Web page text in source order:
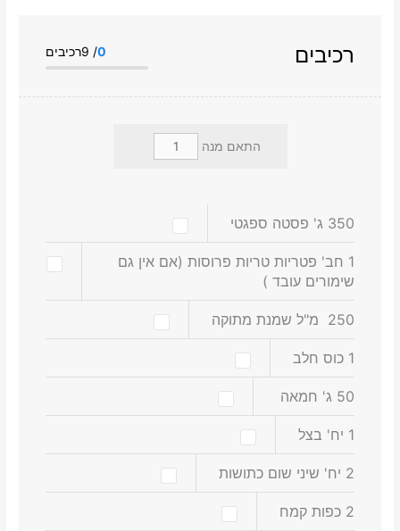
רכיבים 0/ 9רכיבים
התאם מנה
350 ג' פסטה ספגטי
1 חב' פטריות טריות פרוסות (אם אין גם
שימורים עובד )
250 מ"ל שמנת מתוקה
1 כוס חלב
50 ג' חמאה
1 יח' בצל
2 יח' שיני שום כתושות
2 כפות קמח